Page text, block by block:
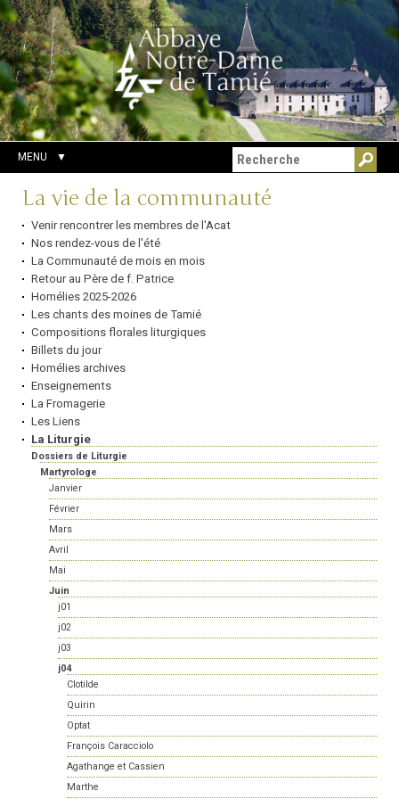
Aller
au
contenu.
|
Aller
à
la
navigation
Outils
personnels
Chercher par
Recherche
avancée…
MENU
Navigation
La vie de la communauté
Venir rencontrer les membres de l'Acat
Nos rendez-vous de l'été
La Communauté de mois en mois
Retour au Père de f. Patrice
Homélies 2025-2026
Les chants des moines de Tamié
Compositions florales liturgiques
Billets du jour
Homélies archives
Enseignements
La Fromagerie
Les Liens
La Liturgie
Dossiers de Liturgie
Martyrologe
Janvier
Février
Mars
Avril
Mai
Juin
j01
j02
j03
j04
Clotilde
Quirin
Optat
François Caracciolo
Agathange et Cassien
Marthe